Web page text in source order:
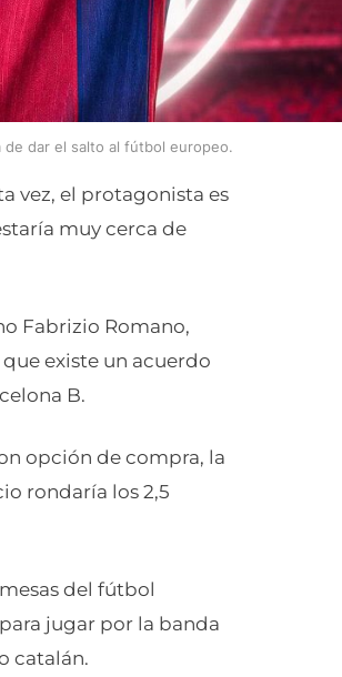
de dar el salto al fútbol europeo.
vez, el protagonista es
muy cerca de
Fabrizio Romano,
existe un acuerdo
B.
opción de compra, la
rondaría los 2,5
del fútbol
jugar por la banda
catalán.